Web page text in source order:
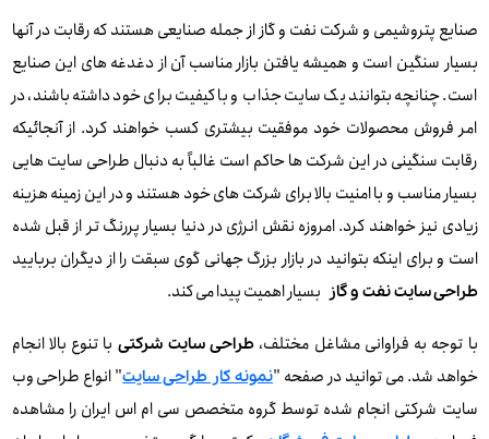
صنایع پتروشیمی و شرکت نفت و گاز از جمله صنایعی هستند که رقابت در آنها
بسیار سنگین است و همیشه یافتن بازار مناسب آن از دغدغه های این صنایع
است. چنانچه بتوانند یک سایت جذاب و با کیفیت برای خود داشته باشند، در
امر فروش محصولات خود موفقیت بیشتری کسب خواهند کرد. از آنجائیکه
رقابت سنگینی در این شرکت ها حاکم است غالباً به دنبال طراحی سایت هایی
بسیار مناسب و با امنیت بالا برای شرکت های خود هستند و در این زمینه هزینه
زیادی نیز خواهند کرد. امروزه نقش انرژی در دنیا بسیار پررنگ تر از قبل شده
است و برای اینکه بتوانید در بازار بزرگ جهانی گوی سبقت را از دیگران بربایید
طراحی سایت نفت و گاز بسیار اهمیت پیدا می کند.
با توجه به فراوانی مشاغل مختلف، طراحی سایت شرکتی با تنوع بالا انجام
خواهد شد. می توانید در صفحه "نمونه کار طراحی سایت" انواع طراحی وب
سایت شرکتی انجام شده توسط گروه متخصص سی ام اس ایران را مشاهده